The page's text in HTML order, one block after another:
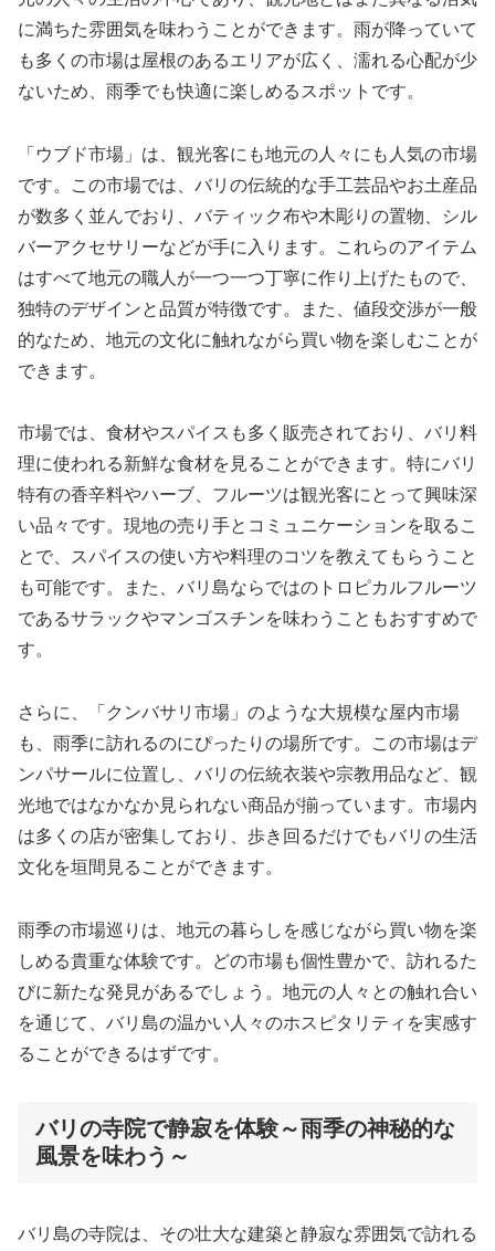
に満ちた雰囲気を味わうことができます。雨が降っていて
も多くの市場は屋根のあるエリアが広く、濡れる心配が少
ないため、雨季でも快適に楽しめるスポットです。
「ウブド市場」は、観光客にも地元の人々にも人気の市場
です。この市場では、バリの伝統的な手工芸品やお土産品
が数多く並んでおり、バティック布や木彫りの置物、シル
バーアクセサリーなどが手に入ります。これらのアイテム
はすべて地元の職人が一つ一つ丁寧に作り上げたもので、
独特のデザインと品質が特徴です。また、値段交渉が一般
的なため、地元の文化に触れながら買い物を楽しむことが
できます。
市場では、食材やスパイスも多く販売されており、バリ料
理に使われる新鮮な食材を見ることができます。特にバリ
特有の香辛料やハーブ、フルーツは観光客にとって興味深
い品々です。現地の売り手とコミュニケーションを取るこ
とで、スパイスの使い方や料理のコツを教えてもらうこと
も可能です。また、バリ島ならではのトロピカルフルーツ
であるサラックやマンゴスチンを味わうこともおすすめで
す。
さらに、「クンバサリ市場」のような大規模な屋内市場
も、雨季に訪れるのにぴったりの場所です。この市場はデ
ンパサールに位置し、バリの伝統衣装や宗教用品など、観
光地ではなかなか見られない商品が揃っています。市場内
は多くの店が密集しており、歩き回るだけでもバリの生活
文化を垣間見ることができます。
雨季の市場巡りは、地元の暮らしを感じながら買い物を楽
しめる貴重な体験です。どの市場も個性豊かで、訪れるた
びに新たな発見があるでしょう。地元の人々との触れ合い
を通じて、バリ島の温かい人々のホスピタリティを実感す
ることができるはずです。
バリの寺院で静寂を体験～雨季の神秘的な
風景を味わう～
バリ島の寺院は、その壮大な建築と静寂な雰囲気で訪れる